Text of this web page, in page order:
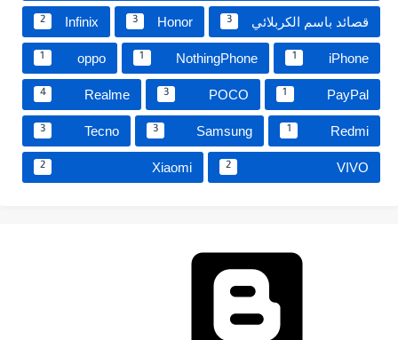
قصائد باسم الكربلائي 3
Honor
3
Infinix
2
iPhone
1
NothingPhone
1
oppo
1
PayPal
1
POCO
3
Realme
4
Redmi
1
Samsung
3
Tecno
3
VIVO
2
Xiaomi
2